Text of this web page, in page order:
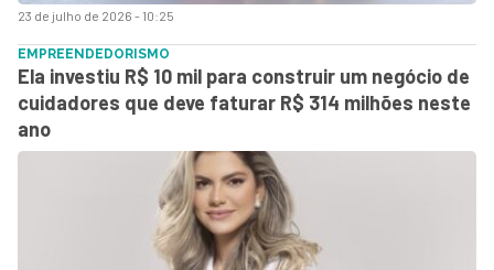
23 de julho de 2026 - 10:25
EMPREENDEDORISMO
Ela investiu R$ 10 mil para construir um negócio de
cuidadores que deve faturar R$ 314 milhões neste
ano